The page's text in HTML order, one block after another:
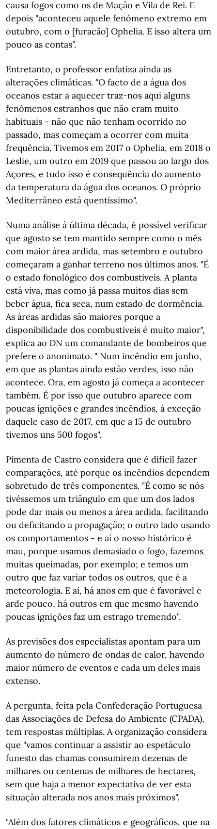
causa fogos como os de Mação e Vila de Rei. E
depois "aconteceu aquele fenómeno extremo em
outubro, com o [furacão] Ophelia. E isso altera um
pouco as contas".
Entretanto, o professor enfatiza ainda as
alterações climáticas. "O facto de a água dos
oceanos estar a aquecer traz-nos aqui alguns
fenómenos estranhos que não eram muito
habituais - não que não tenham ocorrido no
passado, mas começam a ocorrer com muita
frequência. Tivemos em 2017 o Ophelia, em 2018 o
Leslie, um outro em 2019 que passou ao largo dos
Açores, e tudo isso é consequência do aumento
da temperatura da água dos oceanos. O próprio
Mediterrâneo está quentíssimo".
Numa análise à última década, é possível verificar
que agosto se tem mantido sempre como o mês
com maior área ardida, mas setembro e outubro
começaram a ganhar terreno nos últimos anos. "É
o estado fonológico dos combustíveis. A planta
está viva, mas como já passa muitos dias sem
beber água, fica seca, num estado de dormência.
As áreas ardidas são maiores porque a
disponibilidade dos combustíveis é muito maior",
explica ao DN um comandante de bombeiros que
prefere o anonimato. " Num incêndio em junho,
em que as plantas ainda estão verdes, isso não
acontece. Ora, em agosto já começa a acontecer
também. É por isso que outubro aparece com
poucas ignições e grandes incêndios, à exceção
daquele caso de 2017, em que a 15 de outubro
tivemos uns 500 fogos".
Pimenta de Castro considera que é difícil fazer
comparações, até porque os incêndios dependem
sobretudo de três componentes. "É como se nós
tivéssemos um triângulo em que um dos lados
pode dar mais ou menos a área ardida, facilitando
ou deficitando a propagação; o outro lado usando
os comportamentos - e aí o nosso histórico é
mau, porque usamos demasiado o fogo, fazemos
muitas queimadas, por exemplo; e temos um
outro que faz variar todos os outros, que é a
meteorologia. E aí, há anos em que é favorável e
arde pouco, há outros em que mesmo havendo
poucas ignições faz um estrago tremendo".
As previsões dos especialistas apontam para um
aumento do número de ondas de calor, havendo
maior número de eventos e cada um deles mais
extenso.
A pergunta, feita pela Confederação Portuguesa
das Associações de Defesa do Ambiente (CPADA),
tem respostas múltiplas. A organização considera
que "vamos continuar a assistir ao espetáculo
funesto das chamas consumirem dezenas de
milhares ou centenas de milhares de hectares,
sem que haja a menor expectativa de ver esta
situação alterada nos anos mais próximos".
"Além dos fatores climáticos e geográficos, que na